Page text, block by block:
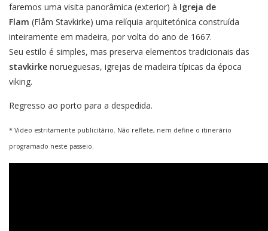
faremos uma visita panorâmica (exterior) à Igreja de
Flam (Flåm Stavkirke) uma relíquia arquitetónica construída
inteiramente em madeira, por volta do ano de 1667.
Seu estilo é simples, mas preserva elementos tradicionais das
stavkirke norueguesas, igrejas de madeira típicas da época
viking.
Regresso ao porto para a despedida.
* Video estritamente publicitário. Não reflete, nem define o itinerário
programado neste passeio.